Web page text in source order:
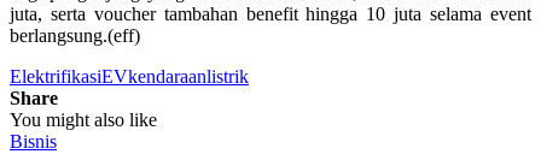
juta, serta voucher tambahan benefit hingga 10 juta selama event
berlangsung.(eff)
ElektrifikasiEVkendaraanlistrik
Share
You might also like
Bisnis